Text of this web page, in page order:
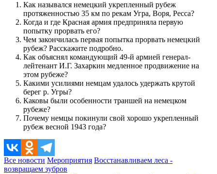
Как назывался немецкий укрепленный рубеж
протяженностью 35 км по рекам Угра, Воря, Ресса?
Когда и где Красная армия предприняла первую
попытку прорвать его?
Чем закончилась первая попытка прорвать немецкий
рубеж? Расскажите подробно.
Как объяснял командующий 49-й армией генерал-
лейтенант И.Г. Захаркин медленное продвижение на
этом рубеже?
Какими усилиями немцам удалось удержать крутой
берег р. Угры?
Каковы были особенности траншей на немецком
рубеже?
Почему немцы покинули свой хорошо укрепленный
рубеж весной 1943 года?
Все новости Мероприятия Восстанавливаем леса -
возвращаем зубров